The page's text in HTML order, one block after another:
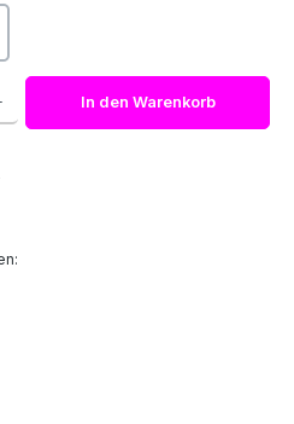
Wert ein oder benutze die
In den Warenkorb